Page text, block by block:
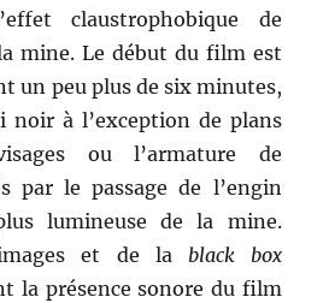
claustrophobique de
mine. Le début du film est
un peu plus de six minutes,
noir à l’exception de plans
ou l’armature de
par le passage de l’engin
lumineuse de la mine.
et de la black box
la présence sonore du film